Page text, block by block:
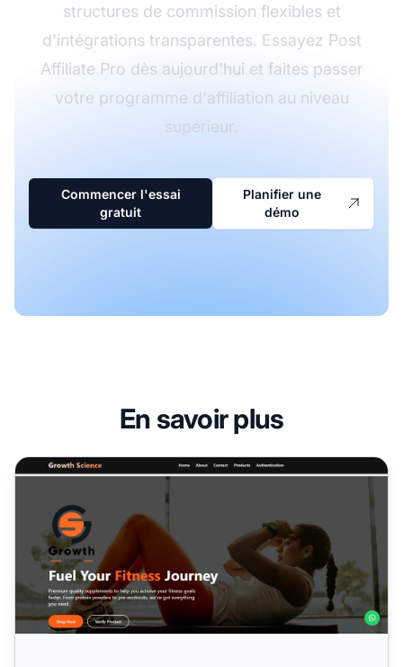
structures de commission flexibles et
d'intégrations transparentes. Essayez Post
Affiliate Pro dès aujourd'hui et faites passer
votre programme d'affiliation au niveau
supérieur.
Commencer l'essai
gratuit
Planifier une
démo
En savoir plus
Programme d'affiliation Growth Science